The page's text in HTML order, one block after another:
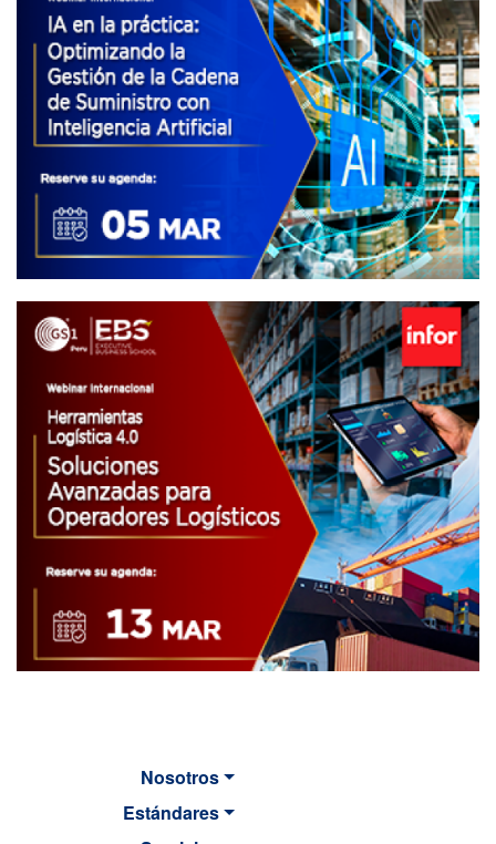
Nosotros
Estándares